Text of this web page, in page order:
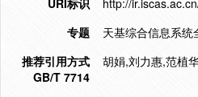
URI标识
http://
专题
天基综合信息系统
推荐引用方式
GB/T 7714
胡娟,刘力惠,范植